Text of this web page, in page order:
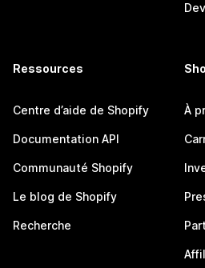
Ressources
Centre d’aide de Shopify
Documentation API
Communauté Shopify
Le blog de Shopify
Recherche
À